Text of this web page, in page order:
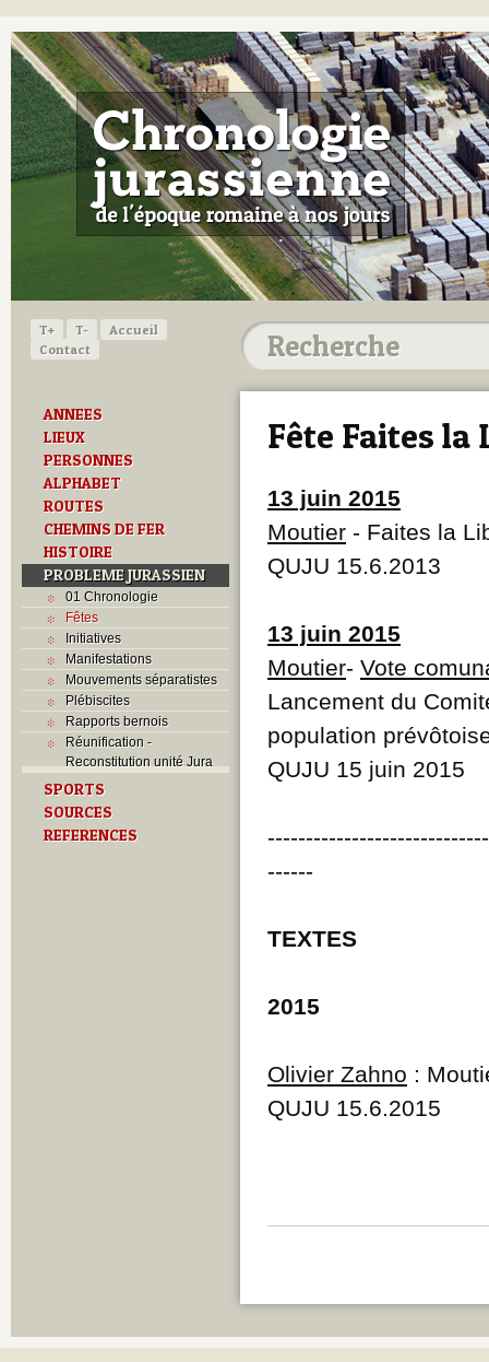
T+ T-
Accueil
Contact
ANNEES
LIEUX
PERSONNES
ALPHABET
ROUTES
CHEMINS DE FER
HISTOIRE
PROBLEME JURASSIEN
01 Chronologie
Fêtes
Initiatives
Manifestations
Mouvements séparatistes
Plébiscites
Rapports bernois
Réunification -
Reconstitution unité Jura
SPORTS
SOURCES
REFERENCES
Fête Faites la
13 juin 2015
Moutier - Faites la
QUJU 15.6.2013
13 juin 2015
Moutier- Vote
Lancement du
population
QUJU 15 juin 2015
------
TEXTES
2015
Olivier Zahno :
QUJU 15.6.2015